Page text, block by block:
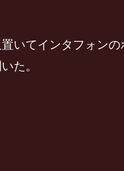
いてインタフォンの
た。